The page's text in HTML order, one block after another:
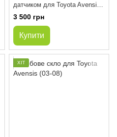
датчиком для Toyota Avensis
(03-08)
3 500 грн
Купити
ХІТ